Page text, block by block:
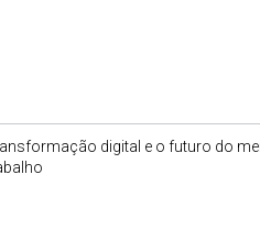
digital e o futuro do